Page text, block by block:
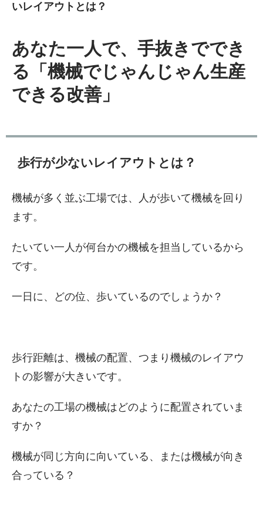
いレイアウトとは？
あなた一人で、手抜きででき
る「機械でじゃんじゃん生産
できる改善」
歩行が少ないレイアウトとは？
機械が多く並ぶ工場では、人が歩いて機械を回り
ます。
たいてい一人が何台かの機械を担当しているから
です。
一日に、どの位、歩いているのでしょうか？
歩行距離は、機械の配置、つまり機械のレイアウ
トの影響が大きいです。
あなたの工場の機械はどのように配置されていま
すか？
機械が同じ方向に向いている、または機械が向き
合っている？